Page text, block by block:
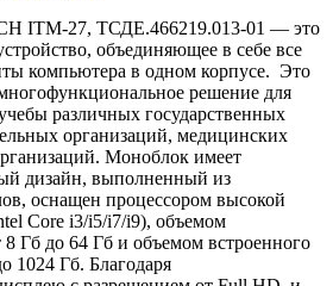
ITM-27, ТСДЕ.466219.013-01 — это
объединяющее в себе все
компьютера в одном корпусе. Это
решение для
различных государственных
организаций, медицинских
Моноблок имеет
дизайн, выполненный из
оснащен процессором высокой
Core i3/i5/i7/i9), объемом
Гб до 64 Гб и объемом встроенного
1024 Гб. Благодаря